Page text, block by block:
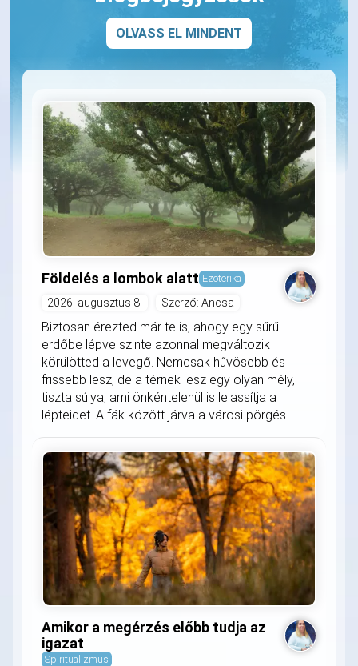
OLVASS EL MINDENT
Földelés a lombok alatt Ezoterika
2026. augusztus 8. Szerző: Ancsa
Biztosan érezted már te is, ahogy egy sűrű
erdőbe lépve szinte azonnal megváltozik
körülötted a levegő. Nemcsak hűvösebb és
frissebb lesz, de a térnek lesz egy olyan mély,
tiszta súlya, ami önkéntelenül is lelassítja a
lépteidet. A fák között járva a városi pörgés...
Amikor a megérzés előbb tudja az
igazat
Spiritualizmus